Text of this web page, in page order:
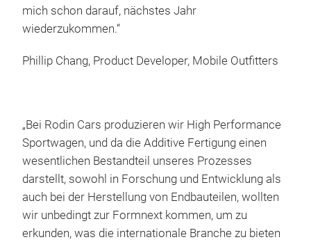
mich schon darauf, nächstes Jahr
wiederzukommen.“
Phillip Chang, Product Developer, Mobile Outfitters
„Bei Rodin Cars produzieren wir High Performance
Sportwagen, und da die Additive Fertigung einen
wesentlichen Bestandteil unseres Prozesses
darstellt, sowohl in Forschung und Entwicklung als
auch bei der Herstellung von Endbauteilen, wollten
wir unbedingt zur Formnext kommen, um zu
erkunden, was die internationale Branche zu bieten